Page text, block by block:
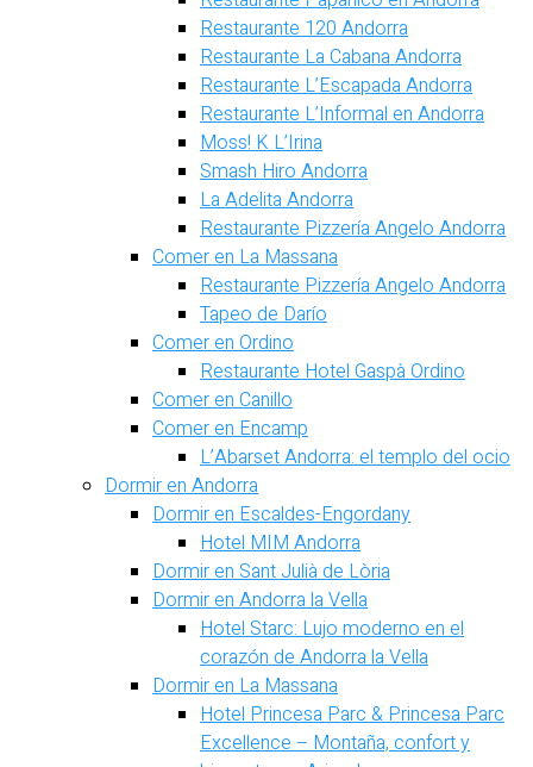
Restaurante 120 Andorra
Restaurante La Cabana Andorra
Restaurante L’Escapada Andorra
Restaurante L’Informal en Andorra
Moss! K L’Irina
Smash Hiro Andorra
La Adelita Andorra
Restaurante Pizzería Angelo Andorra
Comer en La Massana
Restaurante Pizzería Angelo Andorra
Tapeo de Darío
Comer en Ordino
Restaurante Hotel Gaspà Ordino
Comer en Canillo
Comer en Encamp
L’Abarset Andorra: el templo del ocio
Dormir en Andorra
Dormir en Escaldes-Engordany
Hotel MIM Andorra
Dormir en Sant Julià de Lòria
Dormir en Andorra la Vella
Hotel Starc: Lujo moderno en el
corazón de Andorra la Vella
Dormir en La Massana
Hotel Princesa Parc & Princesa Parc
Excellence – Montaña, confort y